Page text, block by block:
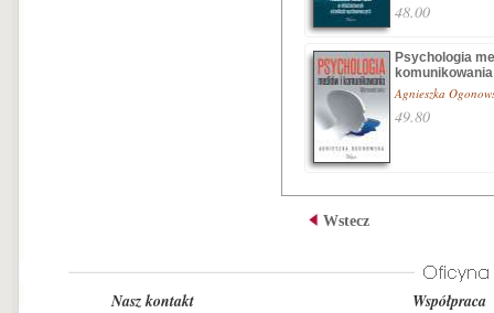
48.00
Psychologia
komunikowania
Agnieszka
49.80
Wstecz
Nasz kontakt Współpraca